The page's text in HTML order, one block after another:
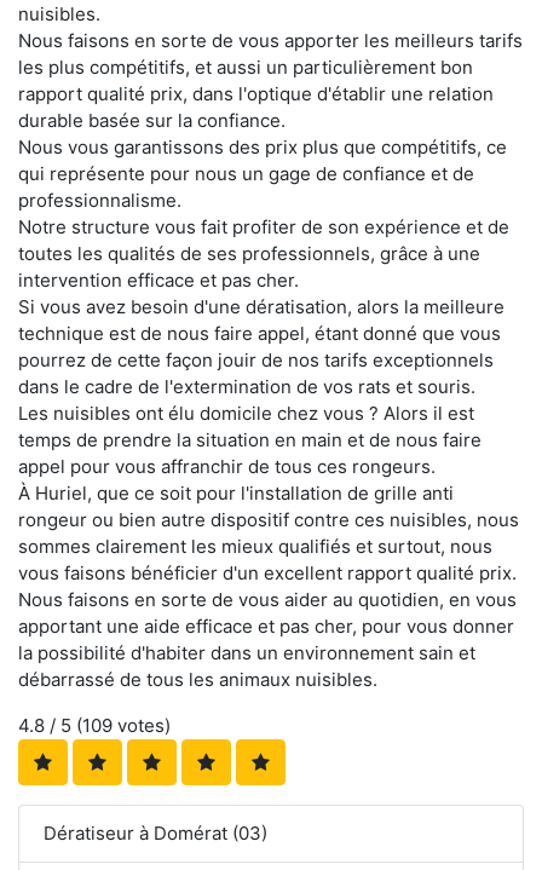
nuisibles.
Nous faisons en sorte de vous apporter les meilleurs tarifs
les plus compétitifs, et aussi un particulièrement bon
rapport qualité prix, dans l'optique d'établir une relation
durable basée sur la confiance.
Nous vous garantissons des prix plus que compétitifs, ce
qui représente pour nous un gage de confiance et de
professionnalisme.
Notre structure vous fait profiter de son expérience et de
toutes les qualités de ses professionnels, grâce à une
intervention efficace et pas cher.
Si vous avez besoin d'une dératisation, alors la meilleure
technique est de nous faire appel, étant donné que vous
pourrez de cette façon jouir de nos tarifs exceptionnels
dans le cadre de l'extermination de vos rats et souris.
Les nuisibles ont élu domicile chez vous ? Alors il est
temps de prendre la situation en main et de nous faire
appel pour vous affranchir de tous ces rongeurs.
À Huriel, que ce soit pour l'installation de grille anti
rongeur ou bien autre dispositif contre ces nuisibles, nous
sommes clairement les mieux qualifiés et surtout, nous
vous faisons bénéficier d'un excellent rapport qualité prix.
Nous faisons en sorte de vous aider au quotidien, en vous
apportant une aide efficace et pas cher, pour vous donner
la possibilité d'habiter dans un environnement sain et
débarrassé de tous les animaux nuisibles.
4.8 / 5 (109 votes)
Dératiseur à Domérat (03)